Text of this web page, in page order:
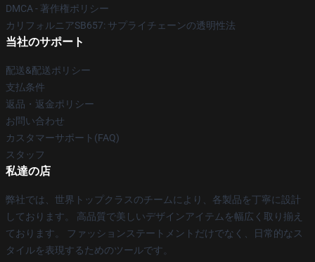
DMCA - 著作権ポリシー
カリフォルニアSB657: サプライチェーンの透明性法
当社のサポート
配送&配送ポリシー
支払条件
返品・返金ポリシー
お問い合わせ
カスタマーサポート(FAQ)
スタッフ
私達の店
弊社では、世界トップクラスのチームにより、各製品を丁寧に設計
しております。 高品質で美しいデザインアイテムを幅広く取り揃え
ております。 ファッションステートメントだけでなく、日常的なス
タイルを表現するためのツールです。